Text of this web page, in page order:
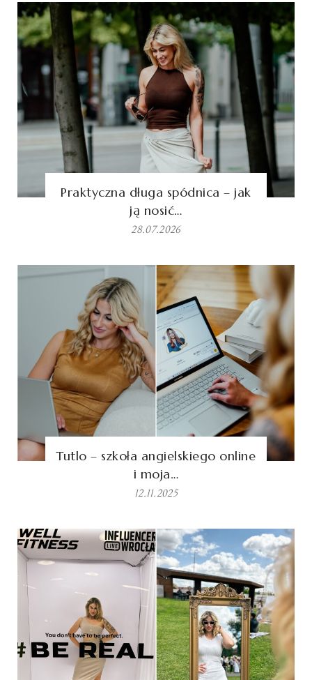
Praktyczna długa spódnica – jak
ją nosić…
28.07.2026
Tutlo – szkoła angielskiego online
i moja…
12.11.2025